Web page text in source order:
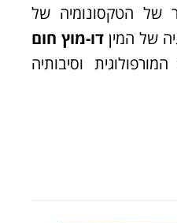
של הטקסונומיה של
של המין דו-מוץ חום
וסיבותיה